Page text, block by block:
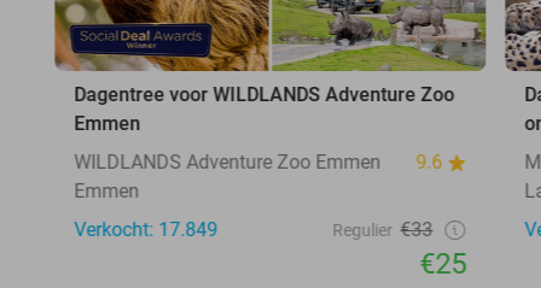
Dagentree voor WILDLANDS Adventure Zoo
Emmen
WILDLANDS Adventure Zoo Emmen
9.6
Emmen
Verkocht: 17.849
Regulier €33
€25